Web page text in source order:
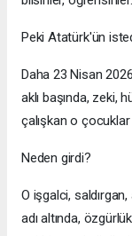
Peki Atatürk'ün
Daha 23 Nisan
aklı başında, zeki,
çalışkan o çocuklar
Neden girdi?
O işgalci,
adı altında,